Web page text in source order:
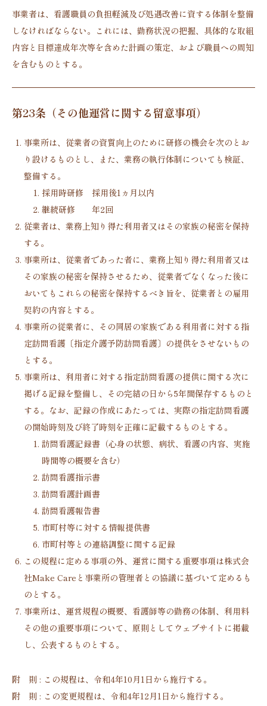
事業者は、看護職員の負担軽減及び処遇改善に資する体制を整備
しなければならない。これには、勤務状況の把握、具体的な取組
内容と目標達成年次等を含めた計画の策定、および職員への周知
を含むものとする。
第23条（その他運営に関する留意事項）
事業所は、従業者の資質向上のために研修の機会を次のとお
り設けるものとし、また、業務の執行体制についても検証、
整備する。
採用時研修 採用後1ヵ月以内
継続研修 年2回
従業者は、業務上知り得た利用者又はその家族の秘密を保持
する。
事業所は、従業者であった者に、業務上知り得た利用者又は
その家族の秘密を保持させるため、従業者でなくなった後に
おいてもこれらの秘密を保持するべき旨を、従業者との雇用
契約の内容とする。
事業所の従業者に、その同居の家族である利用者に対する指
定訪問看護〔指定介護予防訪問看護〕の提供をさせないもの
とする。
事業所は、利用者に対する指定訪問看護の提供に関する次に
掲げる記録を整備し、その完結の日から5年間保存するものと
する。なお、記録の作成にあたっては、実際の指定訪問看護
の開始時刻及び終了時刻を正確に記載するものとする。
訪問看護記録書（心身の状態、病状、看護の内容、実施
時間等の概要を含む）
訪問看護指示書
訪問看護計画書
訪問看護報告書
市町村等に対する情報提供書
市町村等との連絡調整に関する記録
この規程に定める事項の外、運営に関する重要事項は株式会
社Make Careと事業所の管理者との協議に基づいて定めるも
のとする。
事業所は、運営規程の概要、看護師等の勤務の体制、利用料
その他の重要事項について、原則としてウェブサイトに掲載
し、公表するものとする。
附 則 : この規程は、令和4年10月1日から施行する。
附 則 : この変更規程は、令和4年12月1日から施行する。